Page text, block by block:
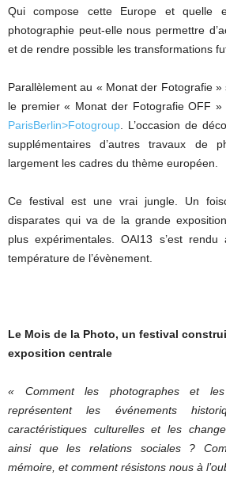
Qui compose cette Europe et quelle
photographie peut-elle nous permettre
et de rendre possible les transformations
Parallèlement au « Monat der Fotografie »
le premier « Monat der Fotografie OFF
ParisBerlin>Fotogroup. L’occasion de
supplémentaires d’autres travaux de
largement les cadres du thème européen.
Ce festival est une vrai jungle. Un
disparates qui va de la grande
plus expérimentales. OAI13 s’est
température de l’évènement.
Le Mois de la Photo, un festival
exposition centrale
« Comment les photographes et les
représentent les événements
caractéristiques culturelles et les
ainsi que les relations sociales ?
mémoire, et comment résistons nous à